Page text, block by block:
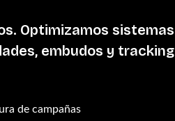
Optimizamos
embudos y
de campañas